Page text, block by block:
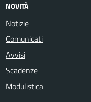
NOVITÀ
Notizie
Comunicati
Avvisi
Scadenze
Modulistica